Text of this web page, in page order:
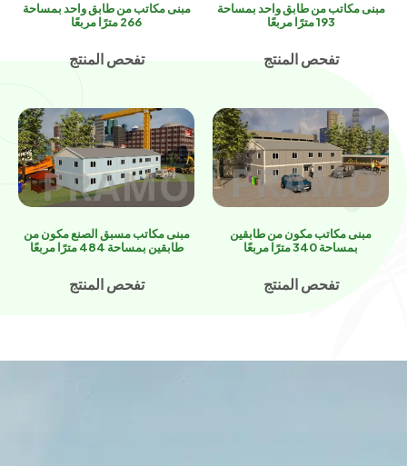
مبنى مكاتب من طابق واحد بمساحة
193 مترًا مربعًا
تفحص المنتج
مبنى مكاتب من طابق واحد بمساحة
266 مترًا مربعًا
تفحص المنتج
مبنى مكاتب مكون من طابقين
بمساحة 340 مترًا مربعًا
تفحص المنتج
مبنى مكاتب مسبق الصنع مكون من
طابقين بمساحة 484 مترًا مربعًا
تفحص المنتج